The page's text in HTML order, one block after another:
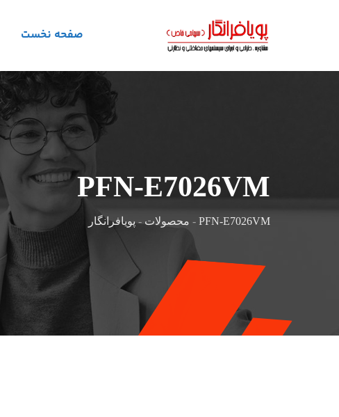
صفحه نخست
PFN-E7026VM
PFN-E7026VM
- محصولات - پویافرانگار